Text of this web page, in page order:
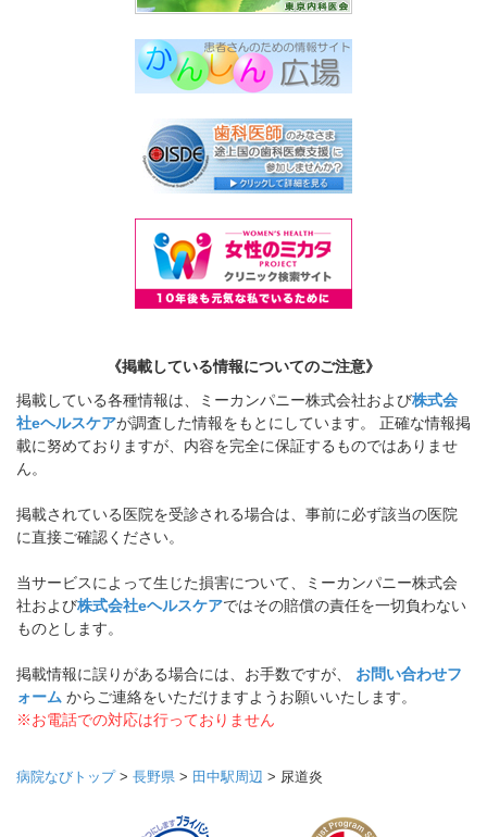
《掲載している情報についてのご注意》
掲載している各種情報は、ミーカンパニー株式会社および株式会
社eヘルスケアが調査した情報をもとにしています。 正確な情報掲
載に努めておりますが、内容を完全に保証するものではありませ
ん。
掲載されている医院を受診される場合は、事前に必ず該当の医院
に直接ご確認ください。
当サービスによって生じた損害について、ミーカンパニー株式会
社および株式会社eヘルスケアではその賠償の責任を一切負わない
ものとします。
掲載情報に誤りがある場合には、お手数ですが、 お問い合わせフ
ォーム からご連絡をいただけますようお願いいたします。
※お電話での対応は行っておりません
病院なびトップ> 長野県 > 田中駅周辺 > 尿道炎